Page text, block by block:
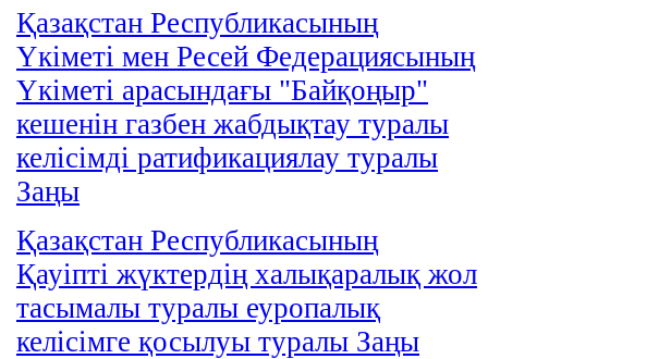
Қазақстан Республикасының
Үкіметі мен Ресей Федерациясының
Үкіметі арасындағы "Байқоңыр"
кешенін газбен жабдықтау туралы
келісімді ратификациялау туралы
Заңы
Қазақстан Республикасының
Қауіпті жүктердің халықаралық жол
тасымалы туралы еуропалық
келісімге қосылуы туралы Заңы